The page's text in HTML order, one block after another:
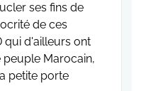
ses fins de
de ces
qui d'ailleurs ont
peuple Marocain,
petite porte